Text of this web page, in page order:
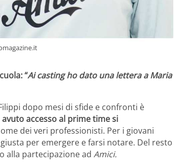
“Ai casting ho dato una lettera a Maria
dopo mesi di sfide e confronti è
accesso al prime time si
dei veri professionisti. Per i giovani
per emergere e farsi notare. Del resto
alla partecipazione ad Amici.